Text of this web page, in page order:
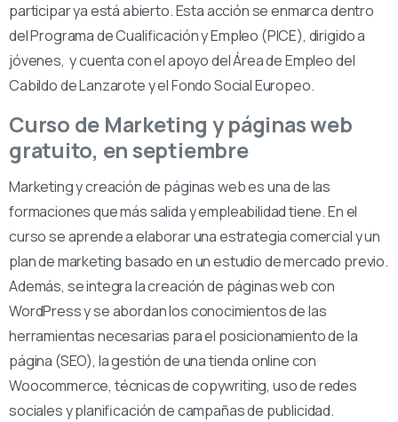
participar ya está abierto. Esta acción se enmarca dentro
del Programa de Cualificación y Empleo (PICE), dirigido a
jóvenes, y cuenta con el apoyo del Área de Empleo del
Cabildo de Lanzarote y el Fondo Social Europeo.
Curso de Marketing y páginas web
gratuito, en septiembre
Marketing y creación de páginas web es una de las
formaciones que más salida y empleabilidad tiene. En el
curso se aprende a elaborar una estrategia comercial y un
plan de marketing basado en un estudio de mercado previo.
Además, se integra la creación de páginas web con
WordPress y se abordan los conocimientos de las
herramientas necesarias para el posicionamiento de la
página (SEO), la gestión de una tienda online con
Woocommerce, técnicas de copywriting, uso de redes
sociales y planificación de campañas de publicidad.